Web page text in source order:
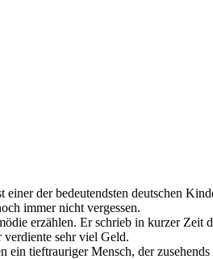
der bedeutendsten deutschen
immer nicht vergessen.
erzählen. Er schrieb in kurzer
sehr viel Geld.
tieftrauriger Mensch, der